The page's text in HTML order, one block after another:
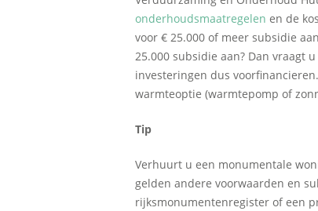
onderhoudsmaatregelen en de
voor € 25.000 of meer subsidie
25.000 subsidie aan? Dan vraagt
investeringen dus
warmteoptie (warmtepomp of
Tip
Verhuurt u een monumentale
gelden andere voorwaarden en
rijksmonumentenregister of een